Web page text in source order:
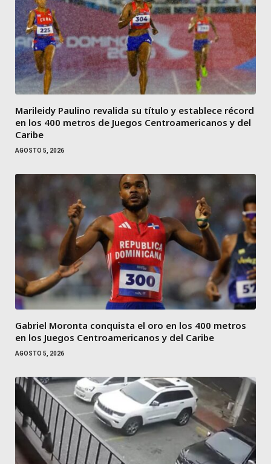
Marileidy Paulino revalida su título y establece récord
en los 400 metros de Juegos Centroamericanos y del
Caribe
AGOSTO 5, 2026
Gabriel Moronta conquista el oro en los 400 metros
en los Juegos Centroamericanos y del Caribe
AGOSTO 5, 2026